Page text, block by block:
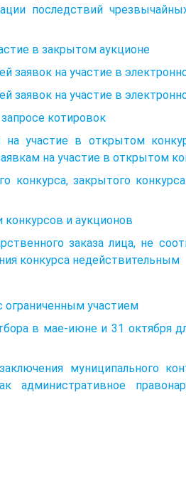
последствий
в закрытом аукционе
заявок на участие в
заявок на участие в
котировок
участие в открытом
на участие в открытом
конкурса, закрытого
конкурсов и аукционов
заказа лица, не
конкурса недействительным
ограниченным участием
в мае-июне и 31 октября
муниципального
административное